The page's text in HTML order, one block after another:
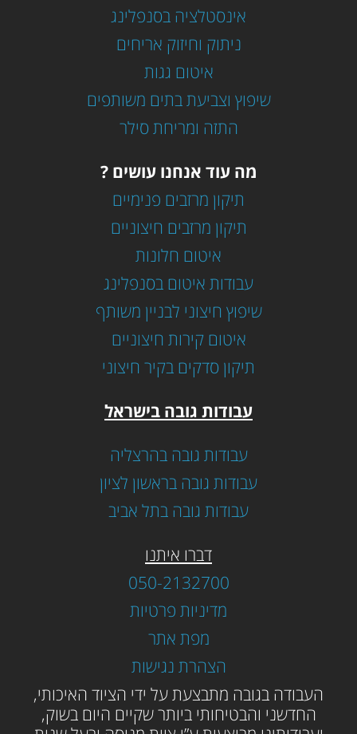
אינסטלציה בסנפלינג
ניתוק וחיזוק אריחים
איטום גגות
שיפוץ וצביעת בתים משותפים
התזה ומריחת סילר
מה עוד אנחנו עושים ?
תיקון מרזבים פנימיים
תיקון מרזבים חיצוניים
איטום חלונות
עבודות איטום בסנפלינג
שיפוץ חיצוני לבניין משותף
איטום קירות חיצוניים
תיקון סדקים בקיר חיצוני
עבודות גובה בישראל
עבודות גובה בהרצליה
עבודות גובה בראשון לציון
עבודות גובה בתל אביב
דברו איתנו
050-2132700
מדיניות פרטיות
מפת אתר
הצהרת נגישות
העבודה בגובה מתבצעת על ידי הציוד האיכותי,
החדשני והבטיחותי ביותר שקיים היום בשוק,